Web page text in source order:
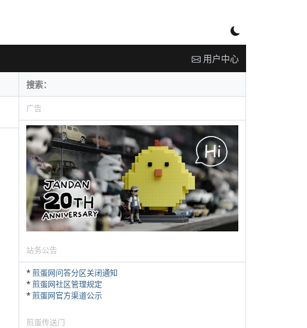
用户中心
广告
站务公告
*煎蛋网问答分区关闭通知
*煎蛋网社区管理规定
*煎蛋网官方渠道公示
煎蛋传送门